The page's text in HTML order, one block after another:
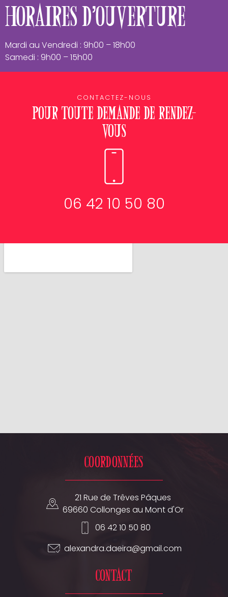
Horaires d'ouverture
Mardi au Vendredi : 9h00 – 18h00
Samedi : 9h00 – 15h00
CONTACTEZ-NOUS
Pour toute demande de rendez-
vous
06 42 10 50 80
Coordonnées
21 Rue de Trêves Pâques
69660 Collonges au Mont d'Or
06 42 10 50 80
alexandra.daeira@gmail.com
contact